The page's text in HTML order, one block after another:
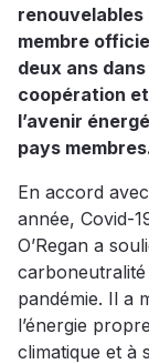
renouvelables
membre
deux ans
coopération
l’avenir
pays
En accord
année, Covid-
O’Regan a
pandémie. Il a
l’énergie
climatique et à